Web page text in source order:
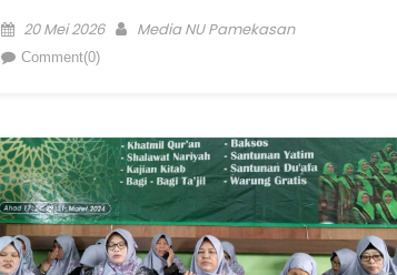
Posted on
20 Mei 2026 Author
Media NU Pamekasan
Comment(0)